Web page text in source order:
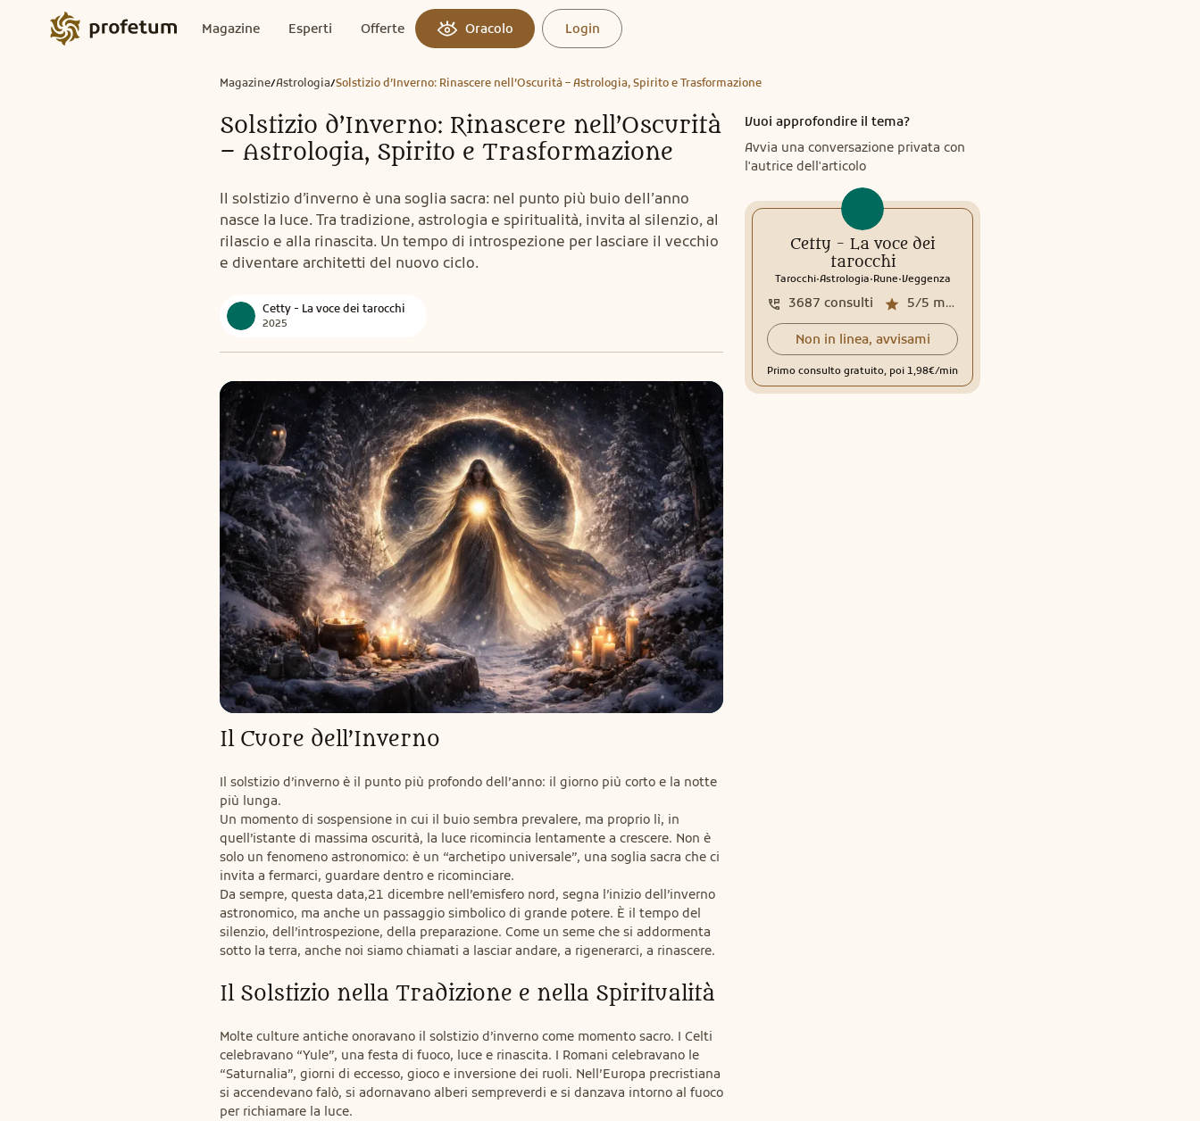
Magazine Esperti Offerte Oracolo Login
Magazine/Astrologia/Solstizio d’Inverno: Rinascere nell’Oscurità – Astrologia, Spirito e Trasformazione
Solstizio d’Inverno: Rinascere nell’Oscurità
– Astrologia, Spirito e Trasformazione
Il solstizio d’inverno è una soglia sacra: nel punto più buio dell’anno
nasce la luce. Tra tradizione, astrologia e spiritualità, invita al silenzio, al
rilascio e alla rinascita. Un tempo di introspezione per lasciare il vecchio
e diventare architetti del nuovo ciclo.
Cetty - La voce dei tarocchi
2025
Il Cuore dell’Inverno
Il solstizio d’inverno è il punto più profondo dell’anno: il giorno più corto e la notte
più lunga.
Un momento di sospensione in cui il buio sembra prevalere, ma proprio lì, in
quell’istante di massima oscurità, la luce ricomincia lentamente a crescere. Non è
solo un fenomeno astronomico: è un “archetipo universale”, una soglia sacra che ci
invita a fermarci, guardare dentro e ricominciare.
Da sempre, questa data,21 dicembre nell’emisfero nord, segna l’inizio dell’inverno
astronomico, ma anche un passaggio simbolico di grande potere. È il tempo del
silenzio, dell’introspezione, della preparazione. Come un seme che si addormenta
sotto la terra, anche noi siamo chiamati a lasciar andare, a rigenerarci, a rinascere.
Il Solstizio nella Tradizione e nella Spiritualità
Molte culture antiche onoravano il solstizio d’inverno come momento sacro. I Celti
celebravano “Yule”, una festa di fuoco, luce e rinascita. I Romani celebravano le
“Saturnalia”, giorni di eccesso, gioco e inversione dei ruoli. Nell’Europa precristiana
si accendevano falò, si adornavano alberi sempreverdi e si danzava intorno al fuoco
per richiamare la luce.
Vuoi approfondire il tema?
Avvia una conversazione privata con
l'autrice dell'articolo
Cetty - La voce dei
tarocchi
Tarocchi.Astrologia.Rune.Veggenza
5/5 media recensioni
3687 consulti
Non in linea, avvisami
Primo consulto gratuito, poi 1,98€/min